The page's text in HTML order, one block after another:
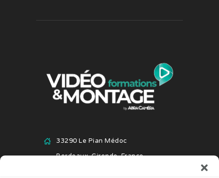
33290 Le Pian Médoc
Bordeaux, Gironde, France